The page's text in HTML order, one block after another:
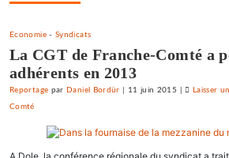
Economie- Syndicats
La CGT de Franche-Comté a
adhérents en 2013
Reportage par Daniel Bordür 11 juin 2015 Laisser
Comté